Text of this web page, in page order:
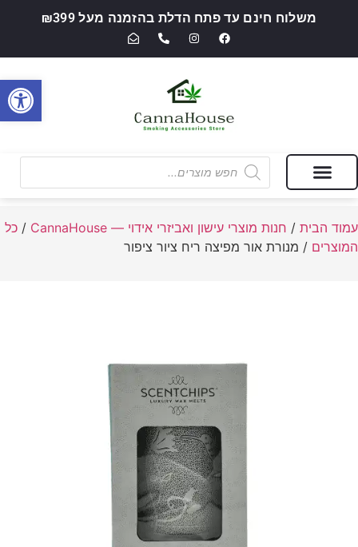
משלוח חינם עד פתח הדלת בהזמנה מעל ₪399
עמוד הבית / חנות מוצרי עישון ואביזרי אידוי — CannaHouse / כל
המוצרים / מנורת אור מפיצה ריח ציור ציפור
פתח